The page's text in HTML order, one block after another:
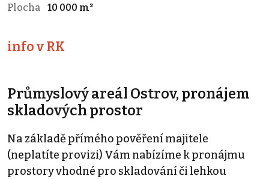
Plocha
10 000 m²
info v RK
Průmyslový areál Ostrov, pronájem
skladových prostor
Na základě přímého pověření majitele
(neplatíte provizi) Vám nabízíme k pronájmu
prostory vhodné pro skladování či lehkou